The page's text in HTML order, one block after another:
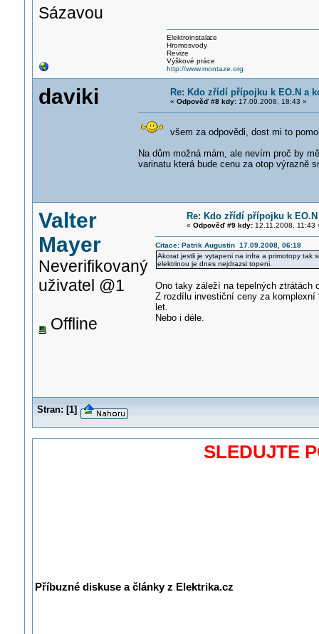
Sázavou
Elektroinstalace
Hromosvody
Revize
Výškové práce
http://www.montaze.org
daviki Re: Kdo zřídí přípojku k EO.N a
« Odpověď #8 kdy:17.09.2008, 18:43 »
všem za odpovědi, dost mi to
Na dům možná mám, ale nevím proč by
varinatu která bude cenu za otop výrazně
Valter
Mayer
Neverifikovaný
uživatel @1
Offline
Re: Kdo zřídí přípojku k
« Odpověď #9 kdy:12.11.2008, 11:43
Citace: Patrik Augustin 17.09.2008, 06:18
Akorat jestli je vytapeni na infra a primotopy tak
elektrinou je dnes nejdrazsi topeni.
Ono taky záleží na tepelných ztrátách
Z rozdílu investiční ceny za
let.
Nebo i déle.
Stran: [1]
SLEDUJTE
Příbuzné diskuse a články z Elektrika.cz